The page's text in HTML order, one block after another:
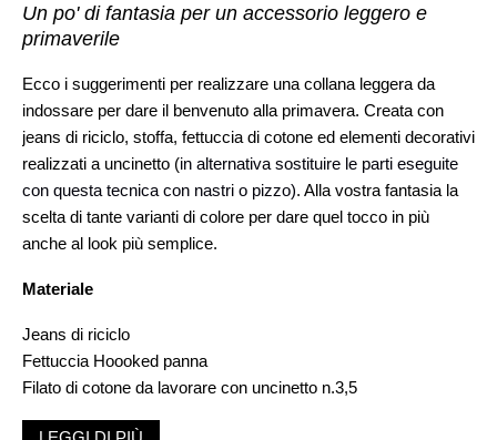
Un po' di fantasia per un accessorio leggero e
primaverile
Ecco i suggerimenti per realizzare una collana leggera da
indossare per dare il benvenuto alla primavera. Creata con
jeans di riciclo, stoffa, fettuccia di cotone ed elementi decorativi
realizzati a uncinetto (in alternativa sostituire le parti eseguite
con questa tecnica con nastri o pizzo). Alla vostra fantasia la
scelta di tante varianti di colore per dare quel tocco in più
anche al look più semplice.
Materiale
Jeans di riciclo
Fettuccia Hoooked panna
Filato di cotone da lavorare con uncinetto n.3,5